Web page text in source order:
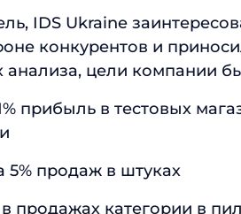
IDS Ukraine
конкурентов и
анализа, цели компании
прибыль в тестовых
5% продаж в штуках
продажах категории в